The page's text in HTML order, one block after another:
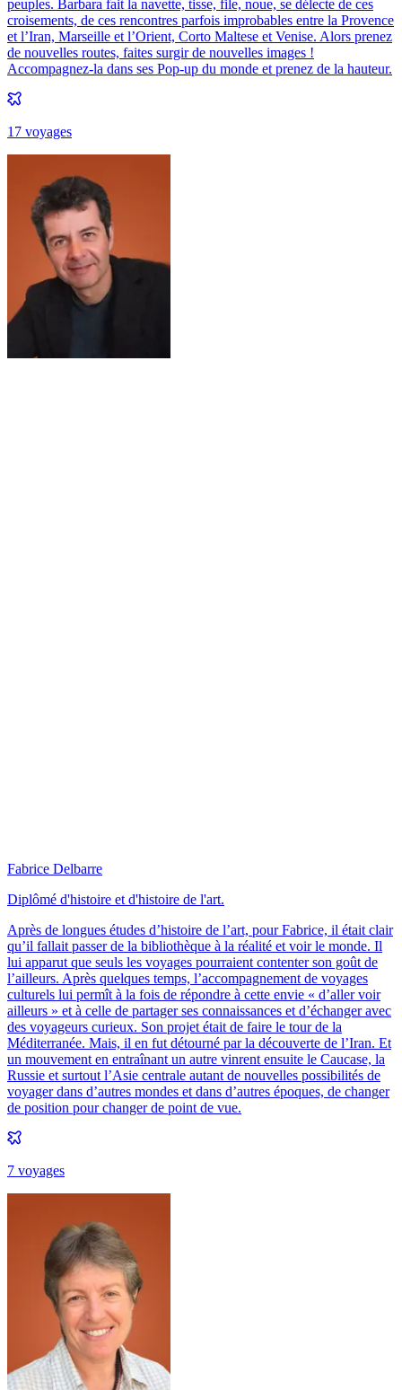
peuples. Barbara fait la navette, tisse, file, noue, se délecte de ces
croisements, de ces rencontres parfois improbables entre la Provence
et l’Iran, Marseille et l’Orient, Corto Maltese et Venise. Alors prenez
de nouvelles routes, faites surgir de nouvelles images !
Accompagnez-la dans ses Pop-up du monde et prenez de la hauteur.
17 voyages
Fabrice Delbarre
Diplômé d'histoire et d'histoire de l'art.
Après de longues études d’histoire de l’art, pour Fabrice, il était clair
qu’il fallait passer de la bibliothèque à la réalité et voir le monde. Il
lui apparut que seuls les voyages pourraient contenter son goût de
l’ailleurs. Après quelques temps, l’accompagnement de voyages
culturels lui permît à la fois de répondre à cette envie « d’aller voir
ailleurs » et à celle de partager ses connaissances et d’échanger avec
des voyageurs curieux. Son projet était de faire le tour de la
Méditerranée. Mais, il en fut détourné par la découverte de l’Iran. Et
un mouvement en entraînant un autre vinrent ensuite le Caucase, la
Russie et surtout l’Asie centrale autant de nouvelles possibilités de
voyager dans d’autres mondes et dans d’autres époques, de changer
de position pour changer de point de vue.
7 voyages